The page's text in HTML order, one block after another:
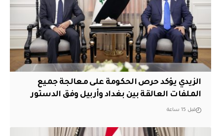
الزيدي يؤكد حرص الحكومة على معالجة جميع
الملفات العالقة بين بغداد وأربيل وفق الدستور
قبل 15 ساعة